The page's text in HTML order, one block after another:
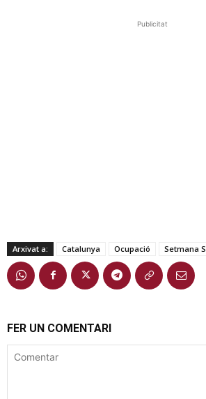
Publicitat
Arxivat a: Catalunya Ocupació Setmana
FER UN COMENTARI